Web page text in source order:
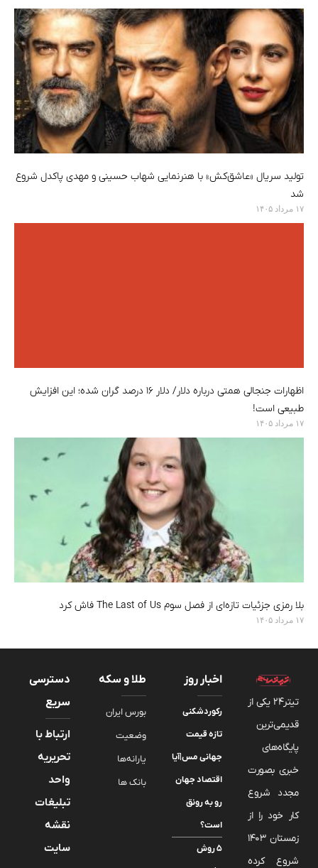
تولید سریال «عاشق‌کش» با هنرنمایی شهاب حسینی و مهدی پاکدل شروع
شد
۱۷ مرداد ۱۴۰۵
اظهارات جنجالی همتی درباره دلار/ دلار ۱۶ درصد گران شده؛ این افزایش
طبیعی است!
۱۷ مرداد ۱۴۰۵
بلا رمزی جزئیات تازه‌ای از فصل سوم The Last of Us فاش کرد
۱۷ مرداد ۱۴۰۵
تیتر24 یکی از
قدیمی‌ترین
پایگاه‌های
خبری بصورت
مجدد شروع
کار خود را از
زمستان 1403
شروع کرده
اخبار روز
رکوردشکنی
تازه قیمت
جهانی مس|آیا
اقتصاد جهان
رو به رونق
است؟
۵ روش
طلا و سکه
بورس ایران
وضعیت
یارانه‌ها
بانک ها
دسترسی
سریع
ارتباط با
تحریریه
واحد
تبلیغات
نقشه
سایت